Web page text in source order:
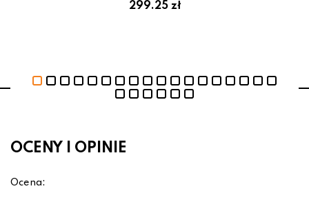
299.25 zł
OCENY I OPINIE
Ocena: